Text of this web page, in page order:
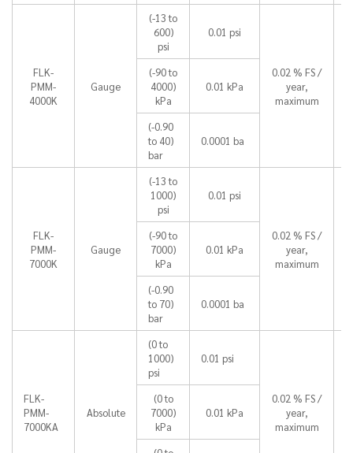
FLK-
PMM-
4000K
Gauge
(-13 to
600)
psi
0.01 psi
0.02 % FS /
year,
maximum
(-90 to
4000)
kPa
0.01 kPa
(-0.90
to 40)
bar
0.0001 ba
FLK-
PMM-
7000K
Gauge
(-13 to
1000)
psi
0.01 psi
0.02 % FS /
year,
maximum
(-90 to
7000)
kPa
0.01 kPa
(-0.90
to 70)
bar
0.0001 ba
FLK-
PMM-
7000KA
Absolute
(0 to
1000)
psi
0.01 psi
0.02 % FS /
year,
maximum
(0 to
7000)
kPa
0.01 kPa